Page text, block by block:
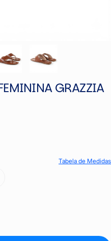
GRAZZIA
Tabela de Medidas